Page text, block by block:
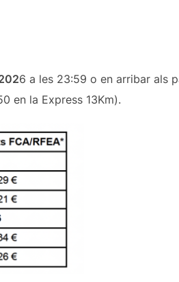
6 a les 23:59 o en arribar als
en la Express 13Km).